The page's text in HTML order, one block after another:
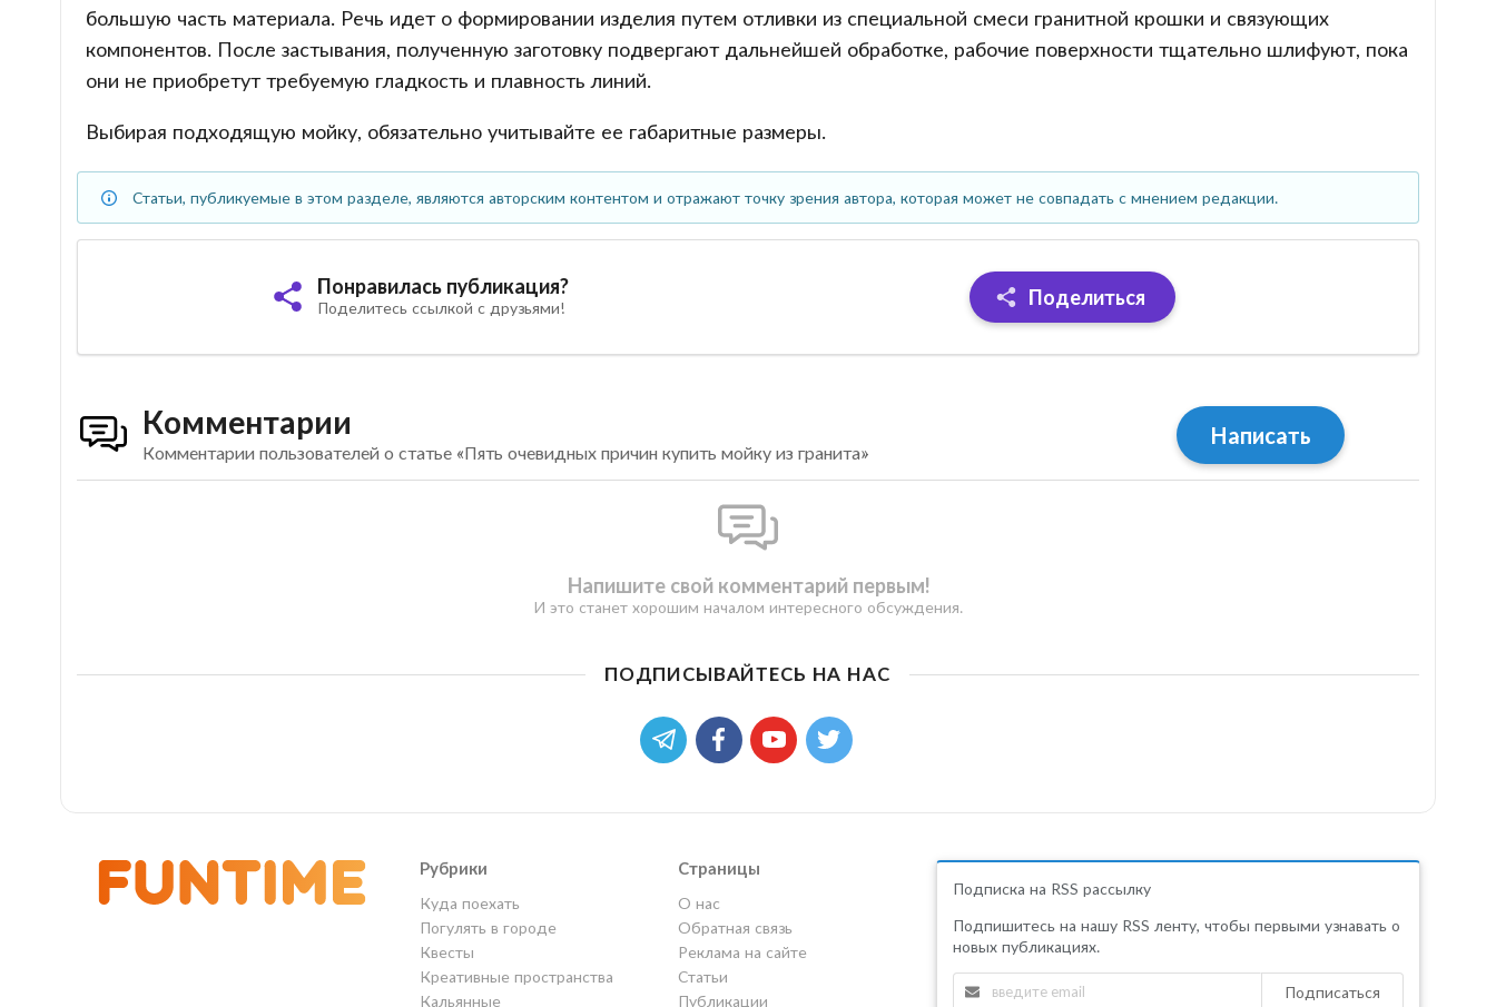
большую часть материала. Речь идет о формировании изделия путем отливки из специальной смеси гранитной крошки и связующих
компонентов. После застывания, полученную заготовку подвергают дальнейшей обработке, рабочие поверхности тщательно шлифуют, пока
они не приобретут требуемую гладкость и плавность линий.
Выбирая подходящую мойку, обязательно учитывайте ее габаритные размеры.
Статьи, публикуемые в этом разделе, являются авторским контентом и отражают точку зрения автора, которая может не совпадать с мнением редакции.
Понравилась публикация?
Поделитесь ссылкой с друзьями! Поделиться
Комментарии
Комментарии пользователей о статье «Пять очевидных причин купить мойку из гранита»
Написать
Напишите свой комментарий первым!
И это станет хорошим началом интересного обсуждения.
ПОДПИСЫВАЙТЕСЬ НА НАС
Рубрики
Куда поехать
Погулять в городе
Квесты
Креативные пространства
Кальянные
Страницы
О нас
Обратная связь
Реклама на сайте
Статьи
Публикации
Подписка на RSS рассылку
Подпишитесь на нашу RSS ленту, чтобы первыми узнавать о
новых публикациях.
Подписаться